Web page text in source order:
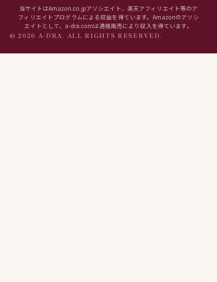
当サイトはAmazon.co.jpアソシエイト、楽天アフィリエイト等のア
フィリエイトプログラムによる収益を得ています。Amazonのアソシ
エイトとして、a-dra.comは適格販売により収入を得ています。
© 2026 A-DRA. ALL RIGHTS RESERVED.